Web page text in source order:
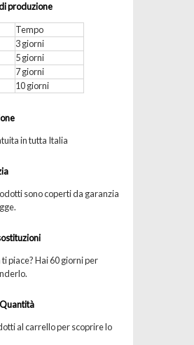
produzione
Tempo
3 giorni
5 giorni
7 giorni
10 giorni
in tutta Italia
sono coperti da garanzia
piace? Hai 60 giorni per
al carrello per scoprire lo